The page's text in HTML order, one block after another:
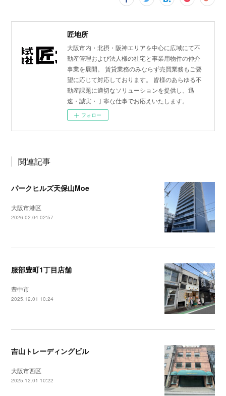
匠地所
大阪市内・北摂・阪神エリアを中心に広域にて不
動産管理および法人様の社宅と事業用物件の仲介
事業を展開。 賃貸業務のみならず売買業務もご要
望に応じて対応しております。 皆様のあらゆる不
動産課題に適切なソリューションを提供し、迅
速・誠実・丁寧な仕事でお応えいたします。
フォロー
関連記事
パークヒルズ天保山Moe
大阪市港区
2026.02.04 02:57
服部豊町1丁目店舗
豊中市
2025.12.01 10:24
吉山トレーディングビル
大阪市西区
2025.12.01 10:22